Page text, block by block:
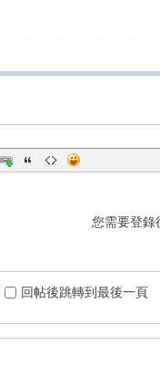
您需要登
回帖後跳轉到最後一頁